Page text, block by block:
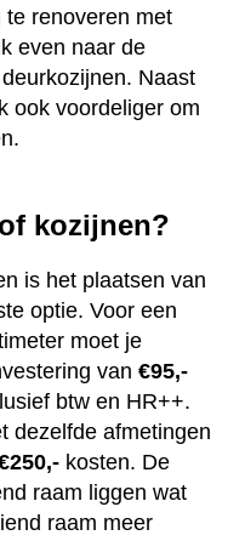
renoveren met
even naar de
Naast
ook voordeliger om
kozijnen?
is het plaatsen van
optie. Voor een
moet je
van €95,-
btw en HR++.
dezelfde afmetingen
kosten. De
raam liggen wat
raam meer